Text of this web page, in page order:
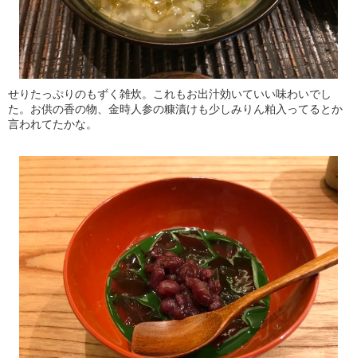
せりたっぷりのもずく雑炊。これもお出汁効いていい味わいでし
た。お供の香の物、金時人参の糠漬けも少しみりん粕入ってるとか
言われてたかな。